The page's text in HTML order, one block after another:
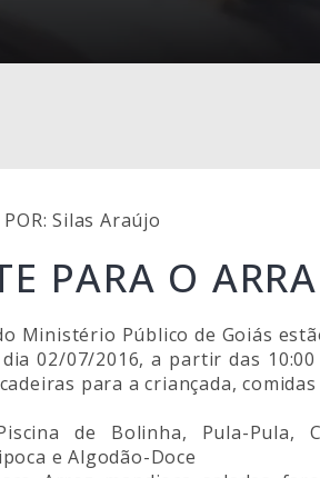
Silas Araújo
PARA O
Ministério Público de Goiás
02/07/2016, a partir das 10:00
para a criançada,
de Bolinha, Pula-Pula,
e Algodão-Doce